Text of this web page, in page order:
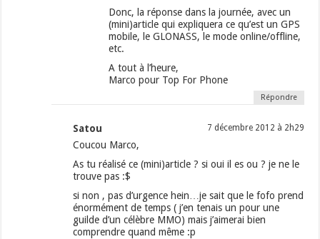
Donc, la réponse dans la journée, avec un
(mini)article qui expliquera ce qu’est un GPS
mobile, le GLONASS, le mode online/offline,
etc.
A tout à l’heure,
Marco pour Top For Phone
Répondre
Satou 7 décembre 2012 à 2h29
Coucou Marco,
As tu réalisé ce (mini)article ? si oui il es ou ? je ne le
trouve pas :$
si non , pas d’urgence hein…je sait que le fofo prend
énormément de temps ( j’en tenais un pour une
guilde d’un célèbre MMO) mais j’aimerai bien
comprendre quand même :p